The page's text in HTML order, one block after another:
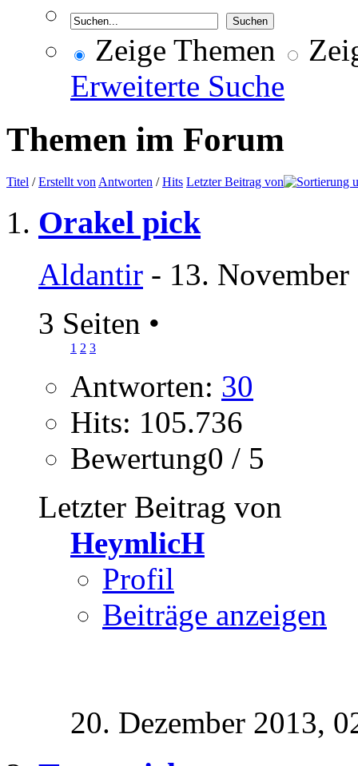
Zeige Themen
Erweiterte Suche
Themen im Forum
Titel /Erstellt von Antworten /Hits Letzter Beitrag von
Orakel pick
Aldantir - 13.
3 Seiten •
1 2 3
Antworten: 30
Hits: 105.736
Bewertung0 / 5
Letzter Beitrag von
HeymlicH
Profil
Beiträge anzeigen
20. Dezember 2013,